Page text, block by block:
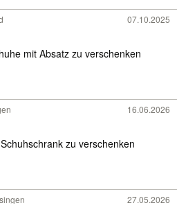
07.10.2025
mit Absatz zu verschenken
16.06.2026
zu verschenken
27.05.2026